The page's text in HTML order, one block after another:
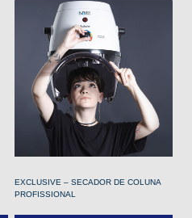
EXCLUSIVE – SECADOR DE COLUNA
PROFISSIONAL